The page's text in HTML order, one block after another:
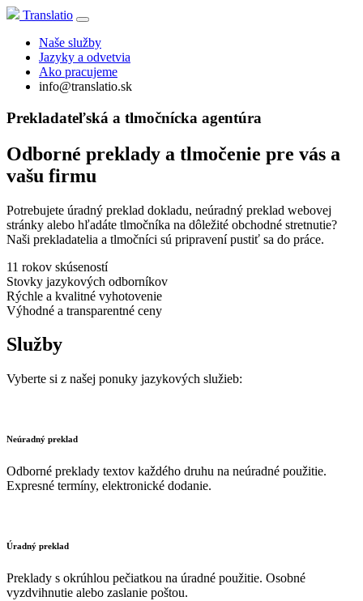
Translatio
Naše služby
Jazyky a odvetvia
Ako pracujeme
info@translatio.sk
Prekladateľská a tlmočnícka agentúra
Odborné preklady a tlmočenie pre vás a
vašu firmu
Potrebujete úradný preklad dokladu, neúradný preklad webovej
stránky alebo hľadáte tlmočníka na dôležité obchodné stretnutie?
Naši prekladatelia a tlmočníci sú pripravení pustiť sa do práce.
11 rokov skúseností
Stovky jazykových odborníkov
Rýchle a kvalitné vyhotovenie
Výhodné a transparentné ceny
Služby
Vyberte si z našej ponuky jazykových služieb:
Neúradný preklad
Odborné preklady textov každého druhu na neúradné použitie.
Expresné termíny, elektronické dodanie.
Úradný preklad
Preklady s okrúhlou pečiatkou na úradné použitie. Osobné
vyzdvihnutie alebo zaslanie poštou.